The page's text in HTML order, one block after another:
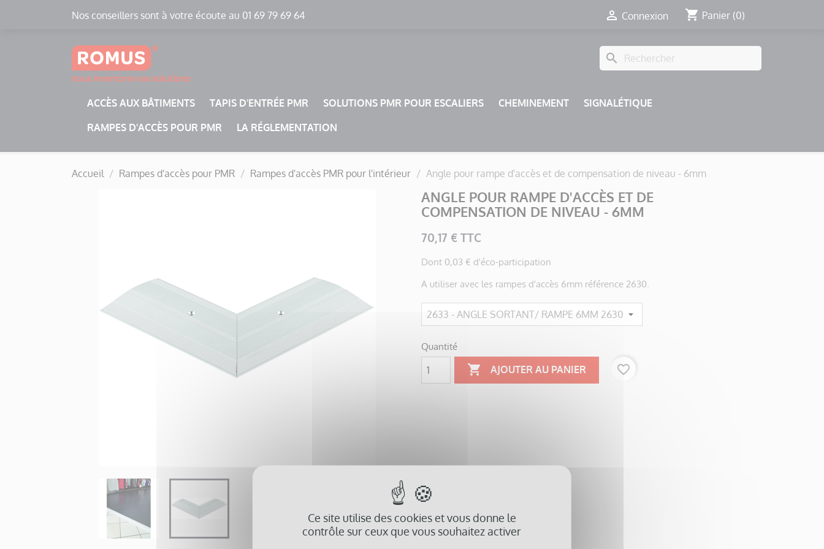
Nos conseillers sont à votre écoute au 01 69 79 69 64  Connexion shopping_cart Panier (0)
ACCÈS AUX BÂTIMENTS TAPIS D'ENTRÉE PMR SOLUTIONS PMR POUR ESCALIERS CHEMINEMENT
SIGNALÉTIQUE
RAMPES D'ACCÈS POUR PMR
LA RÉGLEMENTATION
search
Accueil Rampes d'accès pour PMR Rampes d'accès PMR pour l'intérieur Angle pour rampe d'accès et de compensation de niveau - 6mm
ANGLE POUR RAMPE D'ACCÈS ET DE
COMPENSATION DE NIVEAU - 6MM
70,17 € TTC
Dont 0,03 € d'éco-participation
A utiliser avec les rampes d'accès 6mm référence 2630.
Quantité
 AJOUTER AU PANIER favorite_border
Ce site utilise des cookies et vous donne le
contrôle sur ceux que vous souhaitez activer